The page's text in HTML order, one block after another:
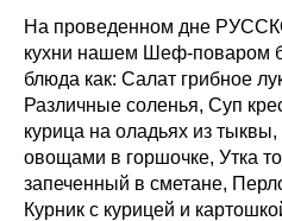
На проведенном дне
кухни нашем Шеф-поваром
блюда как: Салат грибное
Различные соленья, Суп
курица на оладьях из
овощами в горшочке, Утка
запеченный в сметане,
Курник с курицей и